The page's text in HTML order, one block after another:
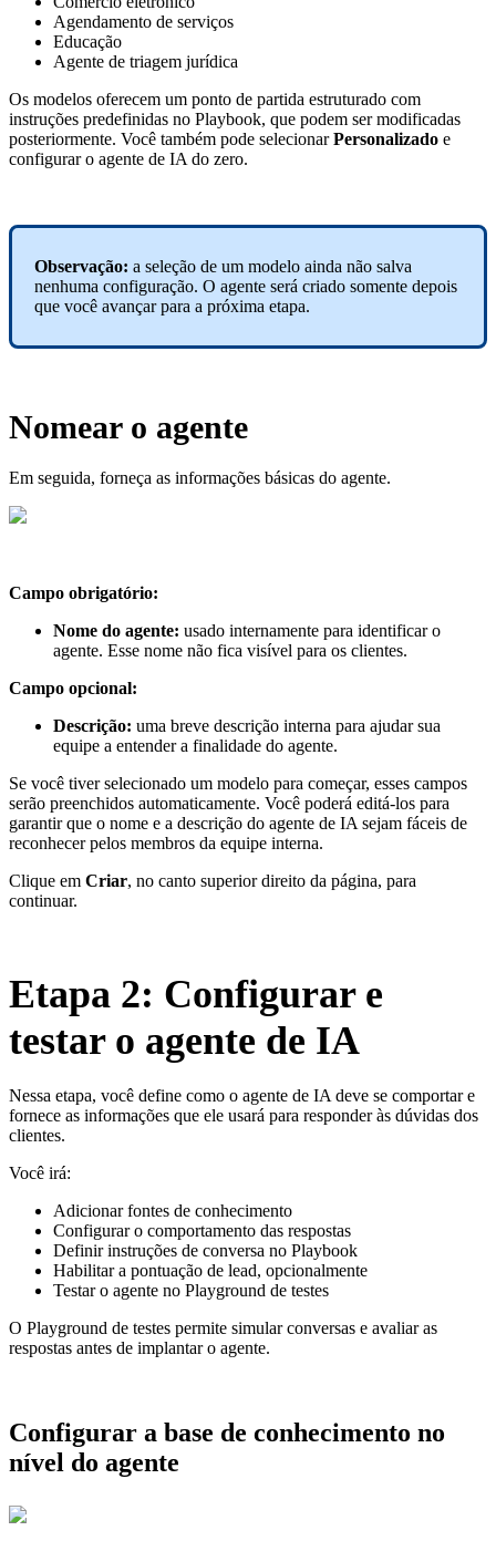
Agendamento de serviços
Educação
Agente de triagem jurídica
Os modelos oferecem um ponto de partida estruturado com
instruções predefinidas no Playbook, que podem ser modificadas
posteriormente. Você também pode selecionarPersonalizado e
configurar o agente de IA do zero.
Observação: a seleção de um modelo ainda não salva
nenhuma configuração. O agente será criado somente depois
que você avançar para a próxima etapa.
Nomear o agente
Em seguida, forneça as informações básicas do agente.
Campo obrigatório:
Nome do agente: usado internamente para identificar o
agente. Esse nome não fica visível para os clientes.
Campo opcional:
Descrição: uma breve descrição interna para ajudar sua
equipe a entender a finalidade do agente.
Se você tiver selecionado um modelo para começar, esses campos
serão preenchidos automaticamente. Você poderá editá-los para
garantir que o nome e a descrição do agente de IA sejam fáceis de
reconhecer pelos membros da equipe interna.
Clique em Criar, no canto superior direito da página, para
continuar.
Etapa 2: Configurar e
testar o agente de IA
Nessa etapa, você define como o agente de IA deve se comportar e
fornece as informações que ele usará para responder às dúvidas dos
clientes.
Você irá:
Adicionar fontes de conhecimento
Configurar o comportamento das respostas
Definir instruções de conversa no Playbook
Habilitar a pontuação de lead, opcionalmente
Testar o agente no Playground de testes
O Playground de testes permite simular conversas e avaliar as
respostas antes de implantar o agente.
Configurar a base de conhecimento no
nível do agente